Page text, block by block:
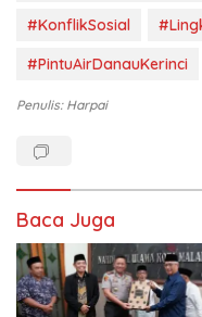
#KonflikSosial
#PintuAirDanauKerinci
Penulis: Harpai
Baca Juga